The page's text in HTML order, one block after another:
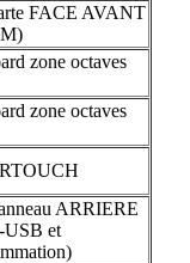
FACE AVANT
zone octaves
zone octaves
ARRIERE
et